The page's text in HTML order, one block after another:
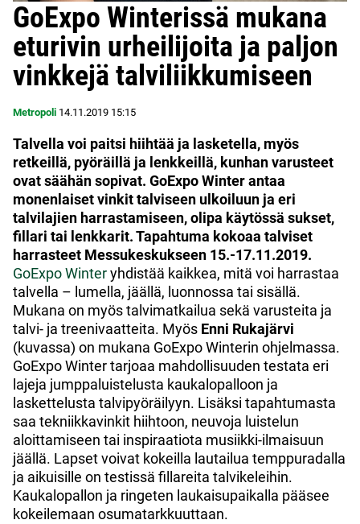
GoExpo Winterissä mukana
eturivin urheilijoita ja paljon
vinkkejä talviliikkumiseen
Metropoli 14.11.2019 15:15
Talvella voi paitsi hiihtää ja lasketella, myös
retkeillä, pyöräillä ja lenkkeillä, kunhan varusteet
ovat säähän sopivat. GoExpo Winter antaa
monenlaiset vinkit talviseen ulkoiluun ja eri
talvilajien harrastamiseen, olipa käytössä sukset,
fillari tai lenkkarit. Tapahtuma kokoaa talviset
harrasteet Messukeskukseen 15.-17.11.2019.
GoExpo Winteryhdistää kaikkea, mitä voi harrastaa
talvella – lumella, jäällä, luonnossa tai sisällä.
Mukana on myös talvimatkailua sekä varusteita ja
talvi- ja treenivaatteita. Myös Enni Rukajärvi
(kuvassa) on mukana GoExpo Winterin ohjelmassa.
GoExpo Winter tarjoaa mahdollisuuden testata eri
lajeja jumppaluistelusta kaukalopalloon ja
laskettelusta talvipyöräilyyn. Lisäksi tapahtumasta
saa tekniikkavinkit hiihtoon, neuvoja luistelun
aloittamiseen tai inspiraatiota musiikki-ilmaisuun
jäällä. Lapset voivat kokeilla lautailua temppuradalla
ja aikuisille on testissä fillareita talvikeleihin.
Kaukalopallon ja ringeten laukaisupaikalla pääsee
kokeilemaan osumatarkkuuttaan.